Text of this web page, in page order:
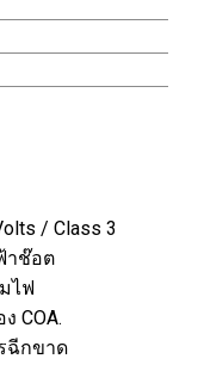
/ Class 3
าช๊อต
ไฟ
COA.
ฉีกขาด